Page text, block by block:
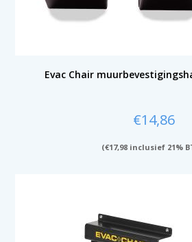
Evac Chair
€14,86
(€17,98 inclusief 21%